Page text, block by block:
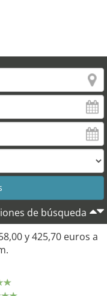
de búsqueda
y 425,70 euros a